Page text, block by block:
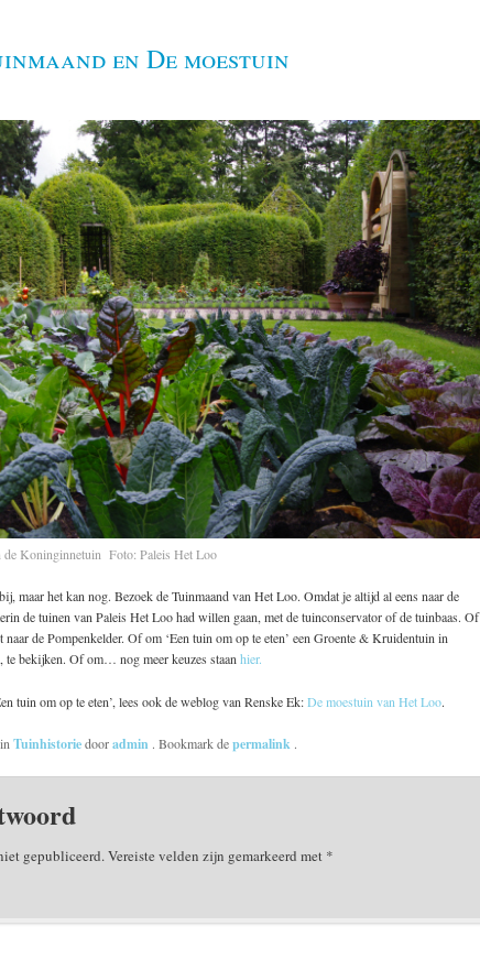
en De moestuin
de Koninginnetuin Foto: Paleis Het Loo
maar het kan nog. Bezoek de Tuinmaand van Het Loo. Omdat je altijd al eens naar de
de tuinen van Paleis Het Loo had willen gaan, met de tuinconservator of de tuinbaas. Of
de Pompenkelder. Of om ‘Een tuin om op te eten’ een Groente & Kruidentuin in
te bekijken. Of om… nog meer keuzes staan hier.
tuin om op te eten’, lees ook de weblog van Renske Ek:De moestuin van Het Loo.
Tuinhistoriedooradmin . Bookmark depermalink .
gepubliceerd.Vereiste velden zijn gemarkeerd met *